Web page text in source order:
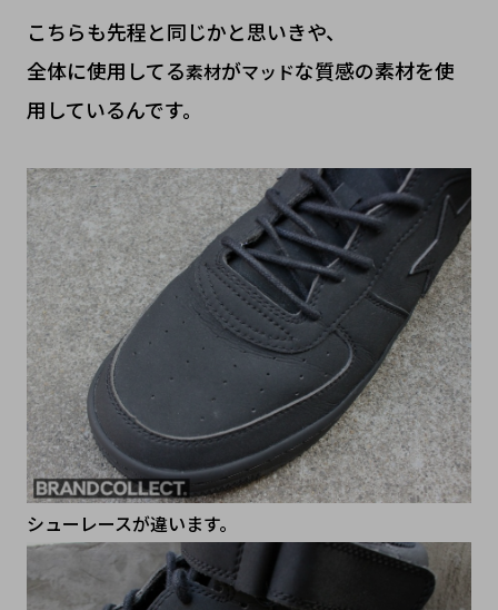
こちらも先程と同じかと思いきや、
全体に使用してる素材がマッドな質感の素材を使
用しているんです。
シューレースが違います。